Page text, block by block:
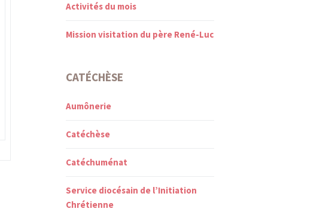
Activités du mois
Mission visitation du père René-Luc
CATÉCHÈSE
Aumônerie
Catéchèse
Catéchuménat
Service diocésain de l’Initiation
Chrétienne